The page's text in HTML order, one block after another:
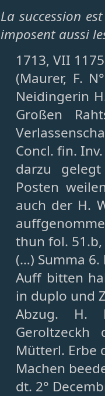
La succession
imposent aussi
1713, VII
(Maurer, F.
Neidingerin
Großen
Concl. fin.
darzu
Posten
auch der H.
thun fol. 51.b,
(…) Summa 6.
Auff bitten
in duplo und
Abzug. H.
Mütterl. Erbe
Machen
dt. 2°